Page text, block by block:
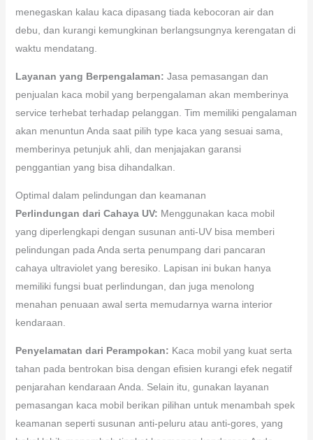
menegaskan kalau kaca dipasang tiada kebocoran air dan
debu, dan kurangi kemungkinan berlangsungnya kerengatan di
waktu mendatang.
Layanan yang Berpengalaman: Jasa pemasangan dan
penjualan kaca mobil yang berpengalaman akan memberinya
service terhebat terhadap pelanggan. Tim memiliki pengalaman
akan menuntun Anda saat pilih type kaca yang sesuai sama,
memberinya petunjuk ahli, dan menjajakan garansi
penggantian yang bisa dihandalkan.
Optimal dalam pelindungan dan keamanan
Perlindungan dari Cahaya UV: Menggunakan kaca mobil
yang diperlengkapi dengan susunan anti-UV bisa memberi
pelindungan pada Anda serta penumpang dari pancaran
cahaya ultraviolet yang beresiko. Lapisan ini bukan hanya
memiliki fungsi buat perlindungan, dan juga menolong
menahan penuaan awal serta memudarnya warna interior
kendaraan.
Penyelamatan dari Perampokan: Kaca mobil yang kuat serta
tahan pada bentrokan bisa dengan efisien kurangi efek negatif
penjarahan kendaraan Anda. Selain itu, gunakan layanan
pemasangan kaca mobil berikan pilihan untuk menambah spek
keamanan seperti susunan anti-peluru atau anti-gores, yang